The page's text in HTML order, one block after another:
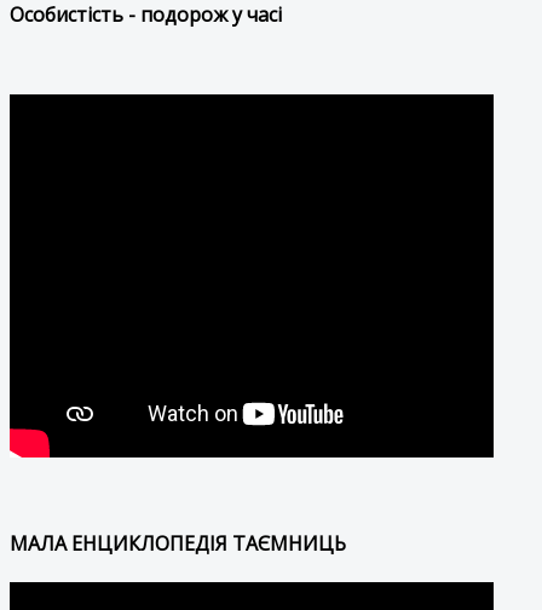
Особистість - подорож у часі
МАЛА ЕНЦИКЛОПЕДІЯ ТАЄМНИЦЬ